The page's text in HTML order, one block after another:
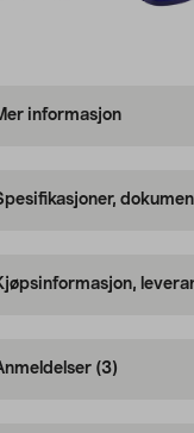
informasjon
(3)